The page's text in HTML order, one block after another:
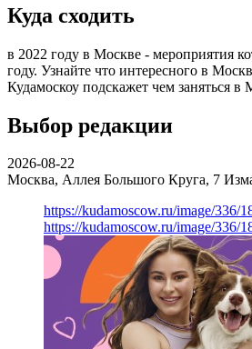
Куда сходить
в 2022 году в Москве - мероприятия
году. Узнайте что интересного в
Кудамоскоу подскажет чем заняться в
Выбор редакции
2026-08-22
Москва, Аллея Большого Круга, 7
https://kudamoscow.ru/image/336/
https://kudamoscow.ru/image/336/